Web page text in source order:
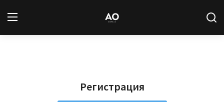
Регистрация